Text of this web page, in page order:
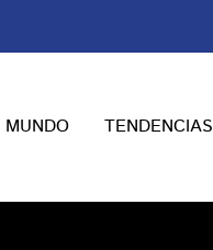
MUNDO TENDENCIAS